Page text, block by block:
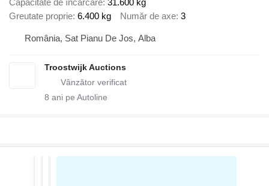
Greutate proprie 6.400 kg Număr de axe 3
România, Sat Pianu De Jos, Alba
Troostwijk Auctions
8 ani pe Autoline